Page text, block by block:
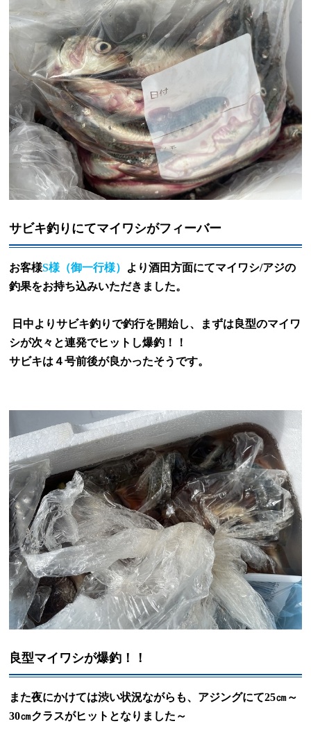
サビキ釣りにてマイワシがフィーバー
お客様S様（御一行様） より酒田方面にてマイワシ/アジの
釣果をお持ち込みいただきました。
日中よりサビキ釣りで釣行を開始し、まずは良型のマイワ
シが次々と連発でヒットし爆釣！！
サビキは４号前後が良かったそうです。
良型マイワシが爆釣！！
また夜にかけては渋い状況ながらも、アジングにて25㎝～
30㎝クラスがヒットとなりました～